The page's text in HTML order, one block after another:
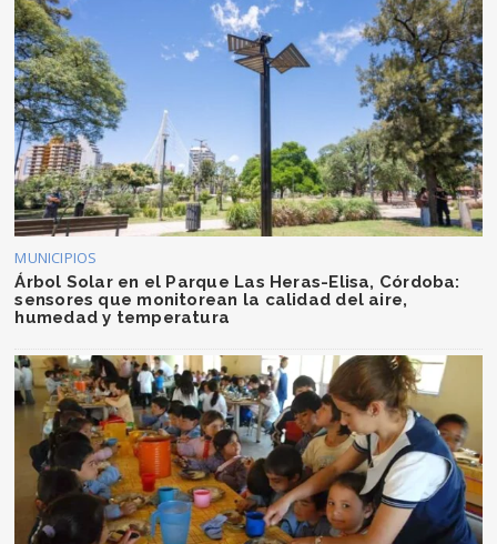
MUNICIPIOS
Árbol Solar en el Parque Las Heras-Elisa, Córdoba:
sensores que monitorean la calidad del aire,
humedad y temperatura